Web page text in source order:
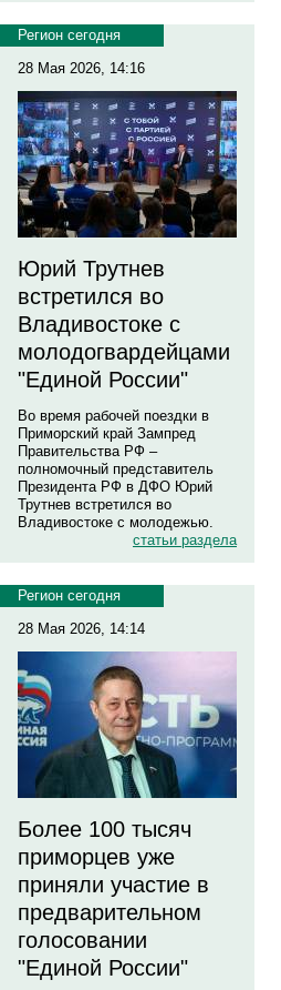
Регион сегодня
28 Мая 2026, 14:16
Юрий Трутнев
встретился во
Владивостоке с
молодогвардейцами
"Единой России"
Во время рабочей поездки в
Приморский край Зампред
Правительства РФ –
полномочный представитель
Президента РФ в ДФО Юрий
Трутнев встретился во
Владивостоке с молодежью.
статьи раздела
Регион сегодня
28 Мая 2026, 14:14
Более 100 тысяч
приморцев уже
приняли участие в
предварительном
голосовании
"Единой России"